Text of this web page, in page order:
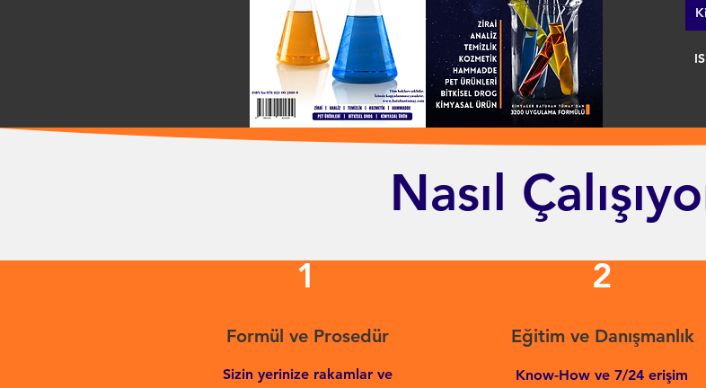
Nasıl
1
Formül ve Prosedür
Sizin yerinize rakamlar ve
2
Eğitim ve Danışmanlık
Know-How ve 7/24 erişim